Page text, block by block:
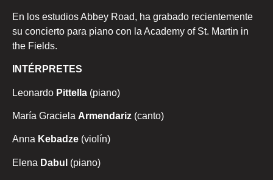
En los estudios Abbey Road, ha grabado recientemente
su concierto para piano con la Academy of St. Martin in
the Fields.
INTÉRPRETES
Leonardo Pittella (piano)
María Graciela Armendariz (canto)
Anna Kebadze (violín)
Elena Dabul (piano)